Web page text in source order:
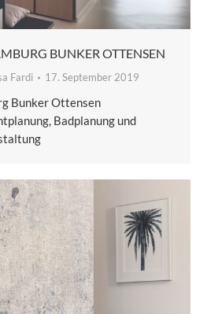
BUNKER OTTENSEN
Fardi 17. September 2019
Bunker Ottensen
Badplanung und